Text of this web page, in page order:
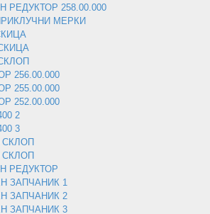
258.00.000
МЕРКИ
256.00.000
255.00.000
252.00.000
2
3
СКЛОП
СКЛОП
РЕДУКТОР
ЗАПЧАНИК 1
ЗАПЧАНИК 2
ЗАПЧАНИК 3